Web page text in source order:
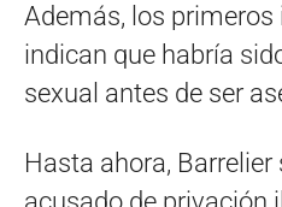
Además, los
indican que habría
sexual antes de ser
Hasta ahora,